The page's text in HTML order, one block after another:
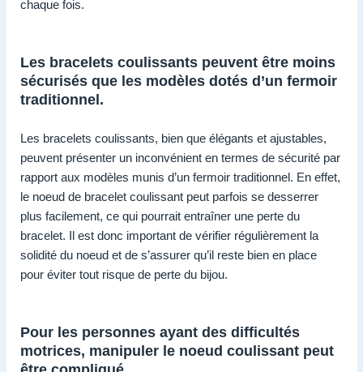
chaque fois.
Les bracelets coulissants peuvent être moins
sécurisés que les modèles dotés d’un fermoir
traditionnel.
Les bracelets coulissants, bien que élégants et ajustables,
peuvent présenter un inconvénient en termes de sécurité par
rapport aux modèles munis d’un fermoir traditionnel. En effet,
le noeud de bracelet coulissant peut parfois se desserrer
plus facilement, ce qui pourrait entraîner une perte du
bracelet. Il est donc important de vérifier régulièrement la
solidité du noeud et de s’assurer qu’il reste bien en place
pour éviter tout risque de perte du bijou.
Pour les personnes ayant des difficultés
motrices, manipuler le noeud coulissant peut